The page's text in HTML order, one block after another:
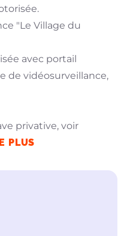
"Le Village du
avec portail
de vidéosurveillance,
privative, voir
PLUS